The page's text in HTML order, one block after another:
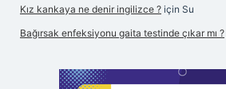
Kız kankaya ne denir ingilizce ? için Su
Bağırsak enfeksiyonu gaita testinde çıkar mı ?